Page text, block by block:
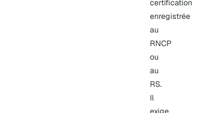
certification
enregistrée
au
RNCP
ou
au
RS.
Il